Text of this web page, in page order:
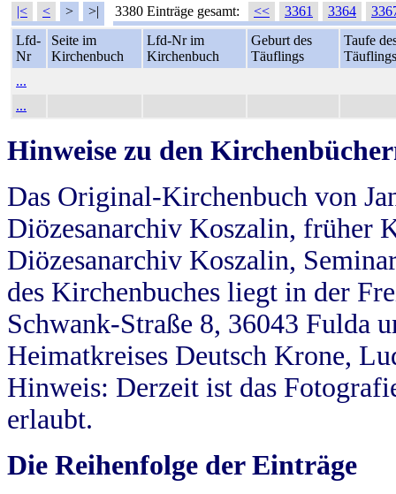
|< < > >| 3380 Einträge gesamt: << 3361 3364
Lfd-
Nr
Seite im
Kirchenbuch
Lfd-Nr im
Kirchenbuch
Geburt des
Täuflings
Taufe
Täuflings
...
...
Hinweise zu den
Das Original-Kirchenbuch von
Diözesanarchiv Koszalin, früher
Diözesanarchiv Koszalin,
des Kirchenbuches liegt in der
Schwank-Straße 8, 36043 Fulda
Heimatkreises Deutsch Krone,
Hinweis: Derzeit ist das
erlaubt.
Die Reihenfolge der Einträge